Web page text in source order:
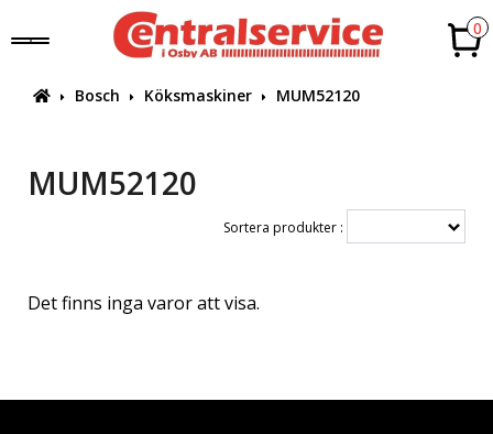
0
Bosch Köksmaskiner MUM52120
MUM52120
Sortera produkter :
Det finns inga varor att visa.